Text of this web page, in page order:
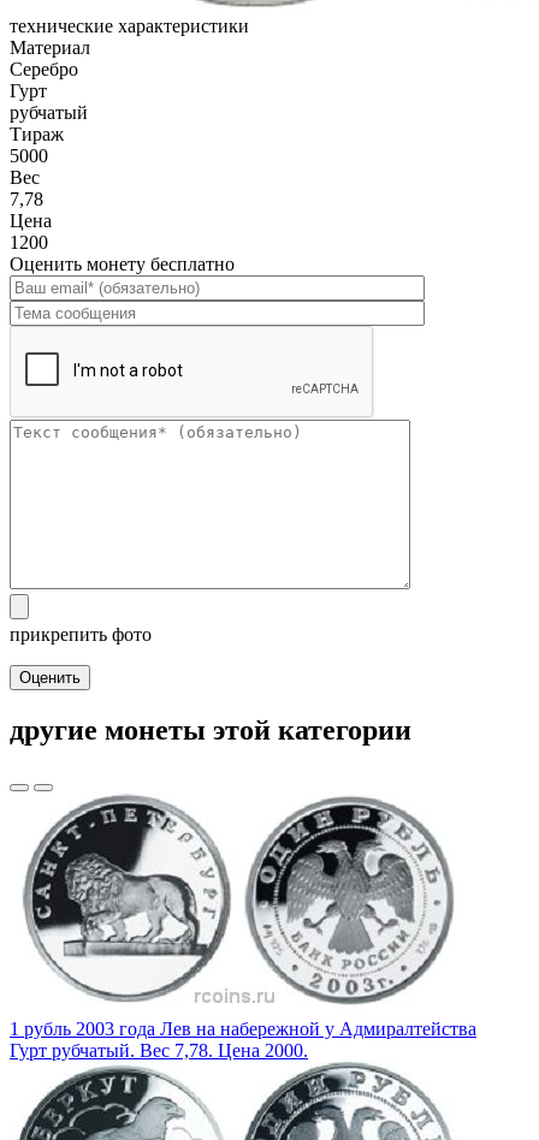
технические характеристики
Материал
Серебро
Гурт
рубчатый
Тираж
5000
Вес
7,78
Цена
1200
Оценить монету бесплатно
прикрепить фото
Оценить
другие монеты этой категории
1 рубль 2003 года Лев на набережной у Адмиралтейства
Гурт рубчатый. Вес 7,78. Цена 2000.